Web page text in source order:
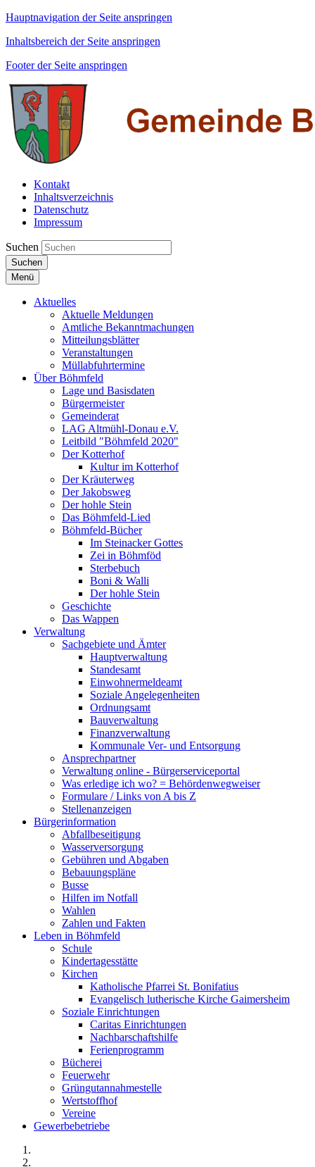
Hauptnavigation der Seite anspringen
Inhaltsbereich der Seite anspringen
Footer der Seite anspringen
Kontakt
Inhaltsverzeichnis
Datenschutz
Impressum
Suchen
Suchen
Menü
Aktuelles
Aktuelle Meldungen
Amtliche Bekanntmachungen
Mitteilungsblätter
Veranstaltungen
Müllabfuhrtermine
Über Böhmfeld
Lage und Basisdaten
Bürgermeister
Gemeinderat
LAG Altmühl-Donau e.V.
Leitbild "Böhmfeld 2020"
Der Kotterhof
Kultur im Kotterhof
Der Kräuterweg
Der Jakobsweg
Der hohle Stein
Das Böhmfeld-Lied
Böhmfeld-Bücher
Im Steinacker Gottes
Zei in Böhmföd
Sterbebuch
Boni & Walli
Der hohle Stein
Geschichte
Das Wappen
Verwaltung
Sachgebiete und Ämter
Hauptverwaltung
Standesamt
Einwohnermeldeamt
Soziale Angelegenheiten
Ordnungsamt
Bauverwaltung
Finanzverwaltung
Kommunale Ver- und Entsorgung
Ansprechpartner
Verwaltung online - Bürgerserviceportal
Was erledige ich wo? = Behördenwegweiser
Formulare / Links von A bis Z
Stellenanzeigen
Bürgerinformation
Abfallbeseitigung
Wasserversorgung
Gebühren und Abgaben
Bebauungspläne
Busse
Hilfen im Notfall
Wahlen
Zahlen und Fakten
Leben in Böhmfeld
Schule
Kindertagesstätte
Kirchen
Katholische Pfarrei St. Bonifatius
Evangelisch lutherische Kirche Gaimersheim
Soziale Einrichtungen
Caritas Einrichtungen
Nachbarschaftshilfe
Ferienprogramm
Bücherei
Feuerwehr
Grüngutannahmestelle
Wertstoffhof
Vereine
Gewerbebetriebe